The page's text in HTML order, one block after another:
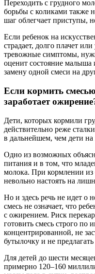
Переходить с грудного
борьбы с коликами также
шаг облегчает приступы,
Если ребенок на
страдает, долго плачет
тревожные симптомы,
оценит состояние малыша
замену одной смеси на
Если кормить
заработает
Дети, которых кормили
действительно реже
в дальнейшем, чем дети
Одно из возможных
питания и в том, что
молока. При кормлении
невольно настоять на
Но и здесь речь не идет о
смесь не означает, что
с ожирением. Риск
готовить смесь строго по
концентрированной, не
бутылочку и не
Для детей до шести
примерно 120–160